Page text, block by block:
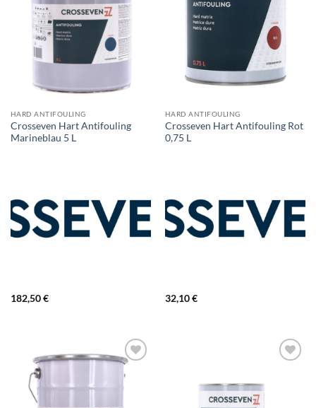
HARD ANTIFOULING
Crosseven Hart Antifouling
Marineblau 5 L
182,50€
HARD ANTIFOULING
Crosseven Hart Antifouling Rot
0,75 L
32,10€